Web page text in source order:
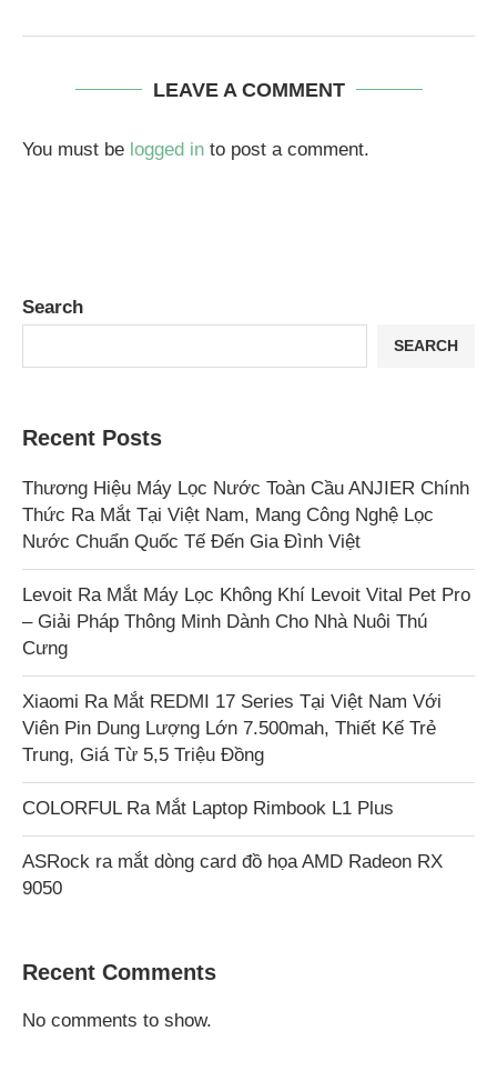
LEAVE A COMMENT
You must be logged in to post a comment.
Search
SEARCH
Recent Posts
Thương Hiệu Máy Lọc Nước Toàn Cầu ANJIER Chính
Thức Ra Mắt Tại Việt Nam, Mang Công Nghệ Lọc
Nước Chuẩn Quốc Tế Đến Gia Đình Việt
Levoit Ra Mắt Máy Lọc Không Khí Levoit Vital Pet Pro
– Giải Pháp Thông Minh Dành Cho Nhà Nuôi Thú
Cưng
Xiaomi Ra Mắt REDMI 17 Series Tại Việt Nam Với
Viên Pin Dung Lượng Lớn 7.500mah, Thiết Kế Trẻ
Trung, Giá Từ 5,5 Triệu Đồng
COLORFUL Ra Mắt Laptop Rimbook L1 Plus
ASRock ra mắt dòng card đồ họa AMD Radeon RX
9050
Recent Comments
No comments to show.